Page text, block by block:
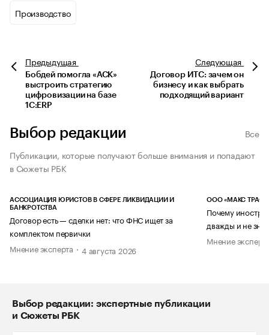
Производство
Предыдущая
Бобдей помогла «АСК»
выстроить стратегию
цифровизации на базе
1С:ERP
Следующая
Договор ИТС: зачем он
бизнесу и как выбрать
подходящий вариант
Выбор редакции
Все
Публикации, которые получают больше внимания и попадают
в Сюжеты РБК
АССОЦИАЦИЯ ЮРИСТОВ В СФЕРЕ ЛИКВИДАЦИИ И
БАНКРОТСТВА
Договор есть — сделки нет: что ФНС ищет за
комплектом первички
Мнение эксперта
4 августа 2026
ООО «МАКС ТРАСТ»
Почему
дважды и не
Мнение
Выбор редакции: экспертные публикации
и Сюжеты РБК